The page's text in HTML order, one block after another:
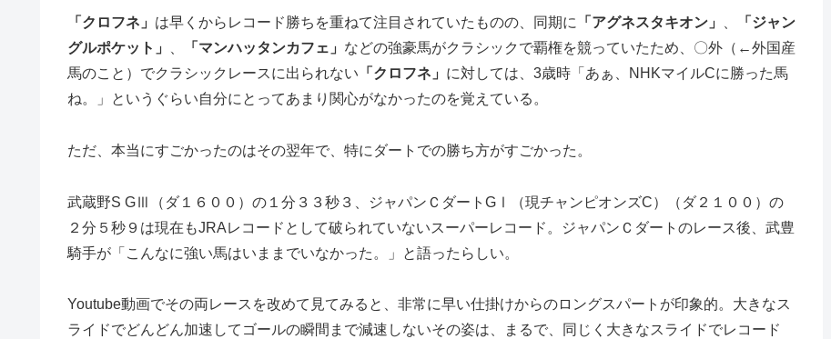
「クロフネ」 は早くからレコード勝ちを重ねて注目されていたものの、同期に 「アグネスタキオン」
「ジャン
グルポケット」
「マンハッタンカフェ」 などの強豪馬がクラシックで覇権を競っていたため、〇外（←外国産
馬のこと）でクラシックレースに出られない 「クロフネ」 に対しては、3歳時「あぁ、NHKマイルCに勝った馬
ね。」というぐらい自分にとってあまり関心がなかったのを覚えている。
ただ、本当にすごかったのはその翌年で、特にダートでの勝ち方がすごかった。
武蔵野S GⅢ（ダ１６００）の１分３３秒３、ジャパンＣダートGⅠ（現チャンピオンズC）（ダ２１００）の
２分５秒９は現在もJRAレコードとして破られていないスーパーレコード。ジャパンＣダートのレース後、武豊
騎手が「こんなに強い馬はいままでいなかった。」と語ったらしい。
Youtube動画でその両レースを改めて見てみると、非常に早い仕掛けからのロングスパートが印象的。大きなス
ライドでどんどん加速してゴールの瞬間まで減速しないその姿は、まるで、同じく大きなスライドでレコード